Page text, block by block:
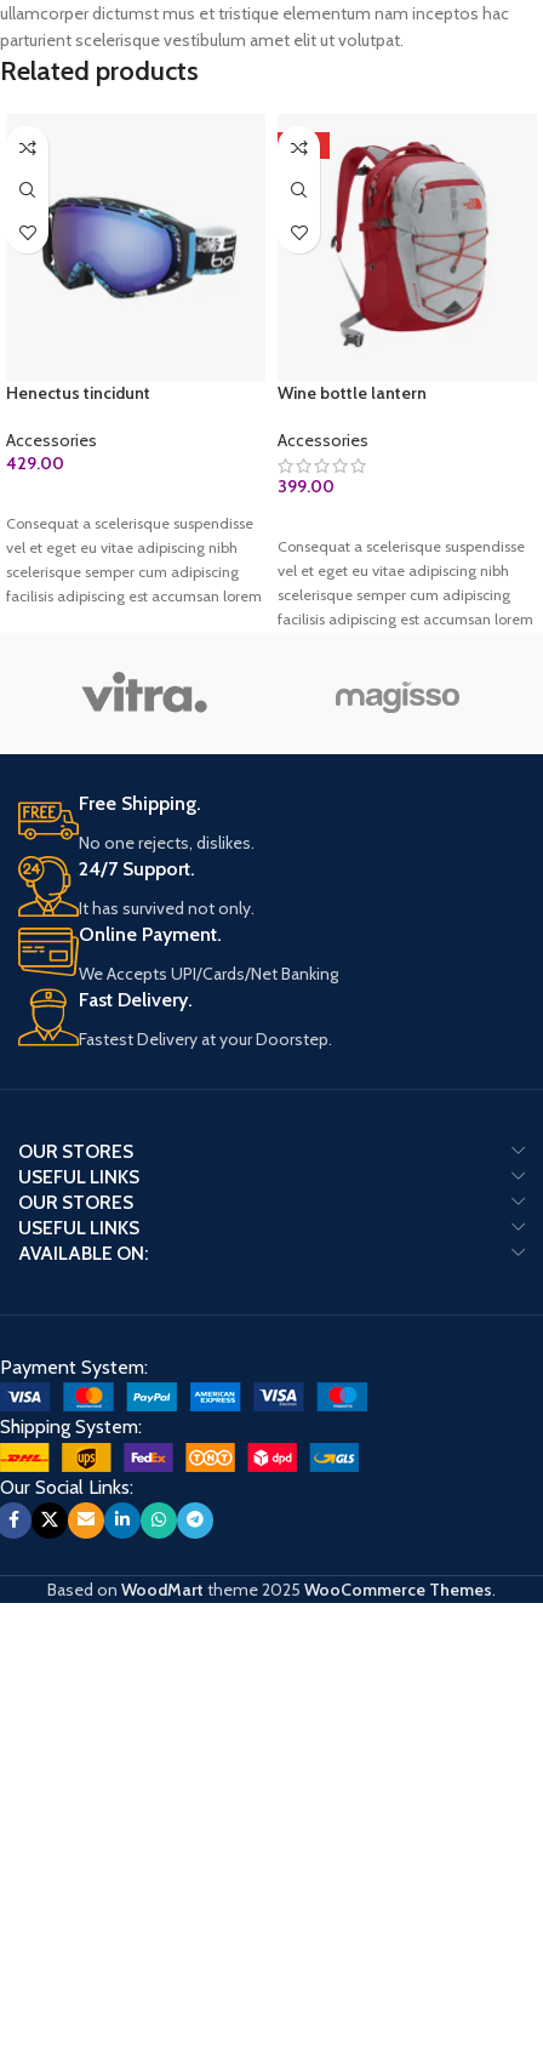
ullamcorper dictumst mus et tristique elementum nam inceptos hac
parturient scelerisque vestibulum amet elit ut volutpat.
Related products
Henectus tincidunt
Accessories
429.00
Consequat a scelerisque suspendisse
vel et eget eu vitae adipiscing nibh
scelerisque semper cum adipiscing
facilisis adipiscing est accumsan lorem
Habitasse a purus nec ipsum a urna ac
ullamcorper varius metus blandit
HOT
Wine bottle lantern
Accessories
399.00
Consequat a scelerisque suspendisse
vel et eget eu vitae adipiscing nibh
scelerisque semper cum adipiscing
facilisis adipiscing est accumsan lorem
Habitasse a purus nec ipsum a urna ac
ullamcorper varius metus blandit
Free Shipping.
No one rejects, dislikes.
24/7 Support.
It has survived not only.
Online Payment.
We Accepts UPI/Cards/Net Banking
Fast Delivery.
Fastest Delivery at your Doorstep.
OUR STORES
USEFUL LINKS
OUR STORES
USEFUL LINKS
AVAILABLE ON:
Payment System:
Shipping System:
Our Social Links:
Based on WoodMart theme2025 WooCommerce Themes.